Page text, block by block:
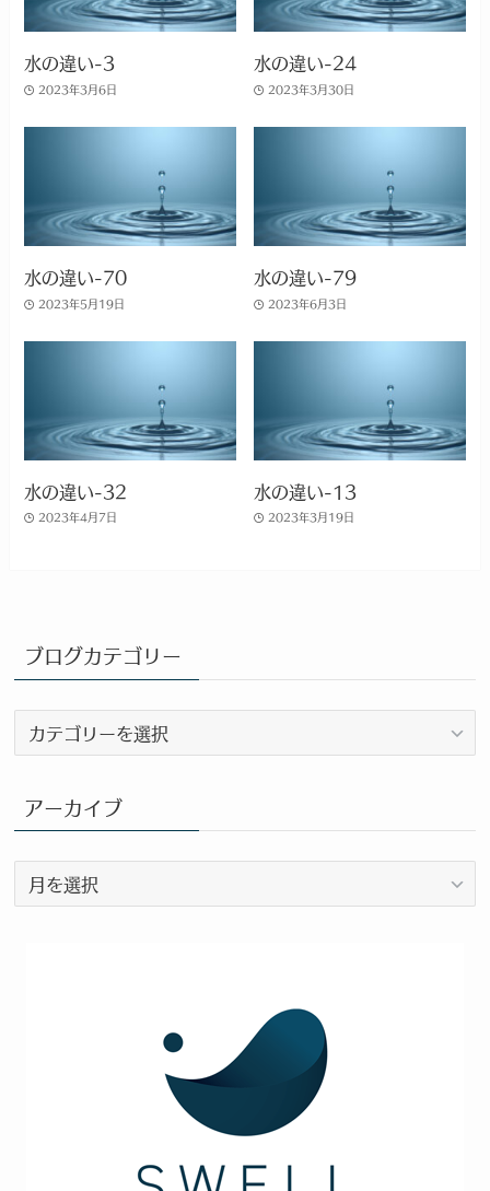
水の違い-3
2023年3月6日
水の違い-24
2023年3月30日
水の違い-70
2023年5月19日
水の違い-79
2023年6月3日
水の違い-32
2023年4月7日
水の違い-13
2023年3月19日
ブログカテゴリー
ロ
カ
テ
ゴ
リ
ー
アーカイブ
ー